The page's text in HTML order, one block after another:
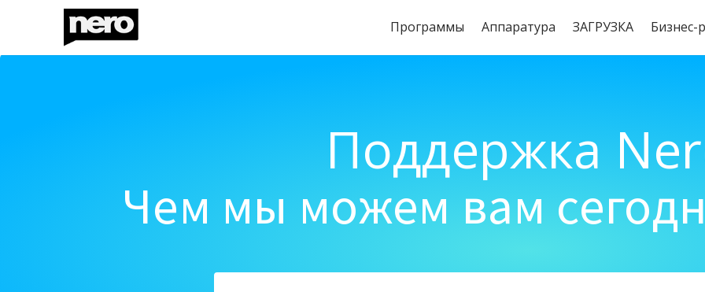
Программы Aппаратура ЗАГРУЗКА Бизнес-
Поддержка
Чем мы можем вам